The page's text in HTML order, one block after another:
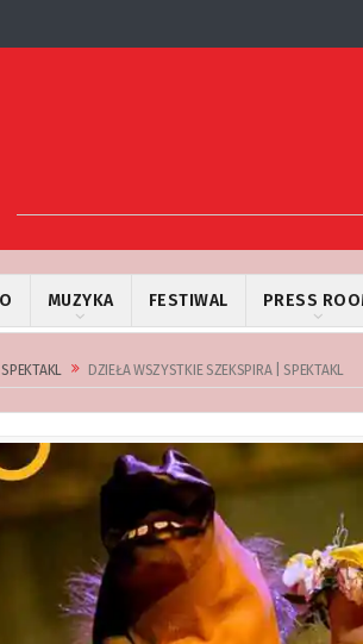
MUZYKA FESTIWAL PRESS
SPEKTAKL DZIEŁA WSZYSTKIE SZEKSPIRA | SPEKTAKL